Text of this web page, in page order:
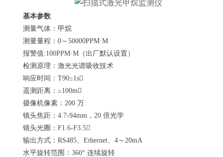
基本参数
测量气体：甲烷
测量量程：0～50000PPM·M
报警值:100PPM·M（出厂默认设置）
检测原理：激光光谱吸收技术
响应时间：T90≤1s
遥测距离：≥100m
摄像机像素：200 万
镜头焦距：4.7-94mm，20 倍光学
镜头光圈：F1.6-F3.5
输出方式：RS485、Ethernet、4～20mA
水平旋转范围：360° 连续旋转